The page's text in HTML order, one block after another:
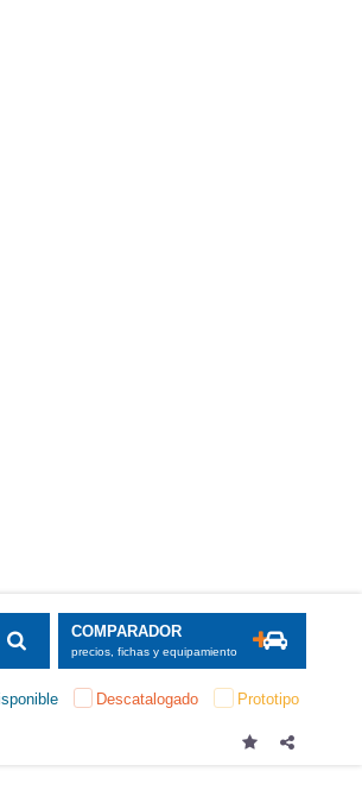
COMPARADOR
precios, fichas y equipamiento
Descatalogado Prototipo